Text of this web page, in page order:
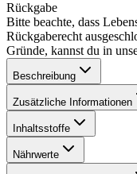
Rückgabe
Bitte beachte, dass
Rückgaberecht
Gründe, kannst du in
Beschreibung
Zusätzliche Informationen
Inhaltsstoffe
Nährwerte